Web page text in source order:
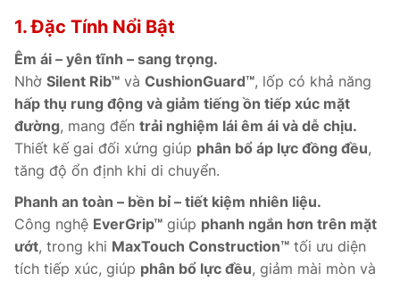
1. Đặc Tính Nổi Bật
Êm ái – yên tĩnh – sang trọng.
Nhờ Silent Rib™ và CushionGuard™, lốp có khả năng
hấp thụ rung động và giảm tiếng ồn tiếp xúc mặt
đường, mang đến trải nghiệm lái êm ái và dễ chịu.
Thiết kế gai đối xứng giúp phân bổ áp lực đồng đều,
tăng độ ổn định khi di chuyển.
Phanh an toàn – bền bỉ – tiết kiệm nhiên liệu.
Công nghệ EverGrip™ giúp phanh ngắn hơn trên mặt
ướt, trong khi MaxTouch Construction™ tối ưu diện
tích tiếp xúc, giúp phân bổ lực đều, giảm mài mòn và